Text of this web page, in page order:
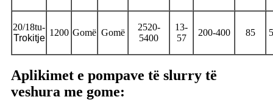
20/18tu-
Trokitje
1200 Gomë Gomë
2520-
5400
13-
57
200-400 85
Aplikimet e pompave të slurry të
veshura me gome: